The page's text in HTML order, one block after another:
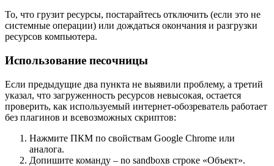
То, что грузит ресурсы, постарайтесь отключить (если это не
системные операции) или дождаться окончания и разгрузки
ресурсов компьютера.
Использование песочницы
Если предыдущие два пункта не выявили проблему, а третий
указал, что загруженность ресурсов невысокая, остается
проверить, как используемый интернет-обозреватель работает
без плагинов и всевозможных скриптов:
Нажмите ПКМ по свойствам Google Chrome или
аналога.
Допишите команду – no sandboxв строке «Объект».